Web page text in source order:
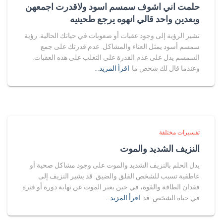
حلمت اني اشوف سمسم اسود ولاقدرت اجمعهن
وبعدين واحد قالي انهوه يرجع طحينيه
تشير الرؤية إلى وجود عقبات أو صعوبات في حياتك الحالية. رؤية
سمسم أسود يمثل العناء والمشاكل. عدم قدرتك على جمع
السمسم يدل على عدم القدرة على التغلب على هذه العقبات.
وعندما قال لك شخص ما اقرأ المزيد…
تفسيرات مختلفة
النزيف الشديد والموت
يدل الحلم بالنزيف الشديد والموت على وجود مشاكل صحية أو
عاطفية تسبب للشخص القلق والضيق. قد يشير النزيف إلى
فقدان الطاقة والقوة، في حين يعبر الموت عن نهاية دورة أو فترة
في حياة الشخص. قد اقرأ المزيد…